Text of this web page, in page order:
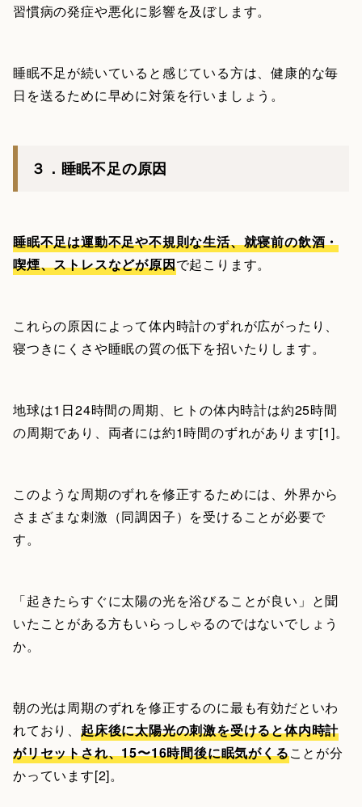
習慣病の発症や悪化に影響を及ぼします。
睡眠不足が続いていると感じている方は、健康的な毎
日を送るために早めに対策を行いましょう。
３．睡眠不足の原因
睡眠不足は運動不足や不規則な生活、就寝前の飲酒・
喫煙、ストレスなどが原因で起こります。
これらの原因によって体内時計のずれが広がったり、
寝つきにくさや睡眠の質の低下を招いたりします。
地球は1日24時間の周期、ヒトの体内時計は約25時間
の周期であり、両者には約1時間のずれがあります[1]。
このような周期のずれを修正するためには、外界から
さまざまな刺激（同調因子）を受けることが必要で
す。
「起きたらすぐに太陽の光を浴びることが良い」と聞
いたことがある方もいらっしゃるのではないでしょう
か。
朝の光は周期のずれを修正するのに最も有効だといわ
れており、 起床後に太陽光の刺激を受けると体内時計
がリセットされ、15〜16時間後に眠気がくることが分
かっています[2]。